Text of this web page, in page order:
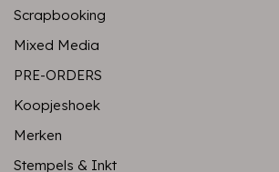
Scrapbooking
Mixed Media
PRE-ORDERS
Koopjeshoek
Merken
Stempels & Inkt